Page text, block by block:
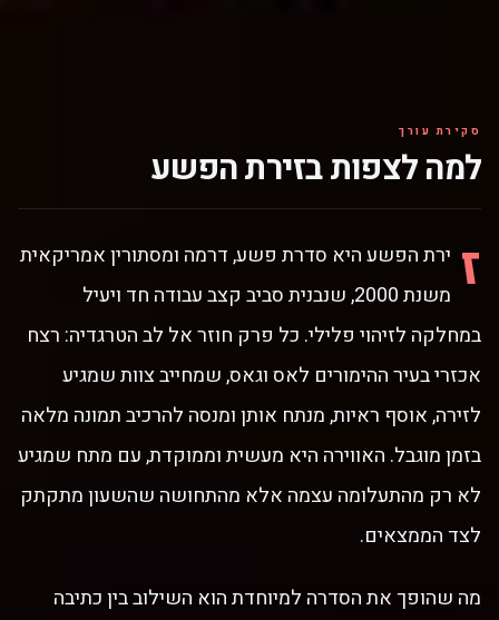
Berman
סקירת עורך
למה לצפות בזירת הפשע
ז ירת הפשע היא סדרת פשע, דרמה ומסתורין אמריקאית
משנת 2000, שנבנית סביב קצב עבודה חד ויעיל
במחלקה לזיהוי פלילי. כל פרק חוזר אל לב הטרגדיה: רצח
אכזרי בעיר ההימורים לאס וגאס, שמחייב צוות שמגיע
לזירה, אוסף ראיות, מנתח אותן ומנסה להרכיב תמונה מלאה
בזמן מוגבל. האווירה היא מעשית וממוקדת, עם מתח שמגיע
לא רק מהתעלומה עצמה אלא מהתחושה שהשעון מתקתק
לצד הממצאים.
מה שהופך את הסדרה למיוחדת הוא השילוב בין כתיבה